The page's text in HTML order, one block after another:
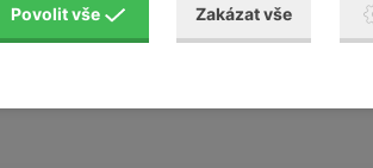
Povolit vše Zakázat vše